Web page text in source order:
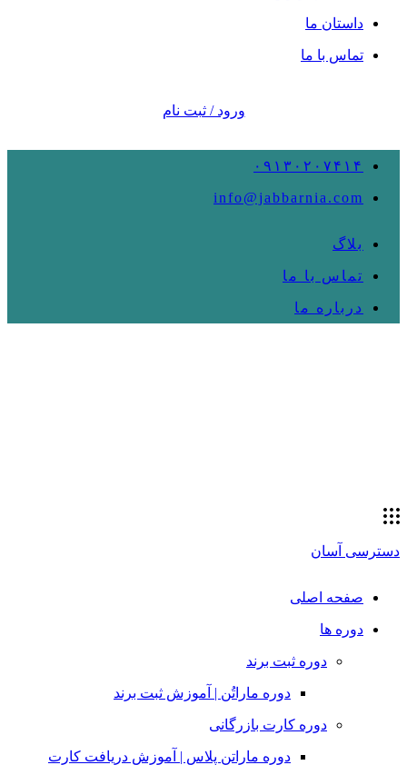
داستان ما
تماس با ما
ورود / ثبت نام
۰۹۱۳۰۲۰۷۴۱۴
info@jabbarnia.com
بلاگ
تماس با ما
درباره ما
دسترسی آسان
صفحه اصلی
دوره ها
دوره ثبت برند
دوره ماراتُن | آموزش ثبت برند
دوره کارت بازرگانی
دوره ماراتن پلاس | آموزش دریافت کارت